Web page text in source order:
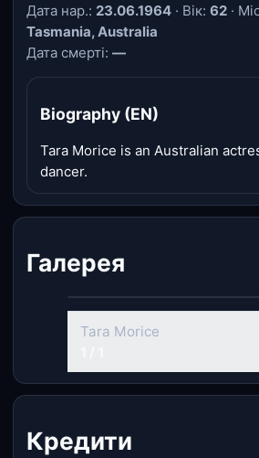
Дата нар.: 23.06.1964 · Вік: 62 ·
Tasmania, Australia
Дата смерті: —
Biography (EN)
Tara Morice is an Australian
dancer.
Галерея
Tara Morice
Кредити